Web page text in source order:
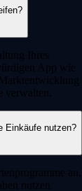
Ihres
App wie
verwalten.
Einkäufe nutzen?
an,
nutzen